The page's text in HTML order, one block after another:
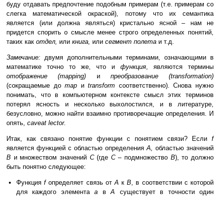
буду отдавать предпочтение подобным примерам (т.е. примерам со
слегка математической окраской), потому что их семантика
является (или должна являться) кристально ясной – нам не
придется спорить о смысле менее строго определенных понятий,
таких как отдел, или книга, или сегмент полета и т.д.
Замечание: двумя дополнительными терминами, означающими в
математике точно то же, что и функция, являются термины
отображение (mapping) и преобразование (transformation)
(сокращаемые доmap иtransform соответственно). Снова нужно
понимать, что в компьютерном контексте смысл этих терминов
потерял ясность и несколько выхолостился, и в литературе,
безусловно, можно найти взаимно противоречащие определения. И
опять, caveat lector.
Итак, как связано понятие функции с понятием связи? Если f
является функцией с областью определенияA, областью значений
B и множеством значений C(где C– подмножество B), то должно
быть понятно следующее:
Функцияfопределяет связь отAкB, в соответствии с которой
для каждого элементаa вA существует в точности один